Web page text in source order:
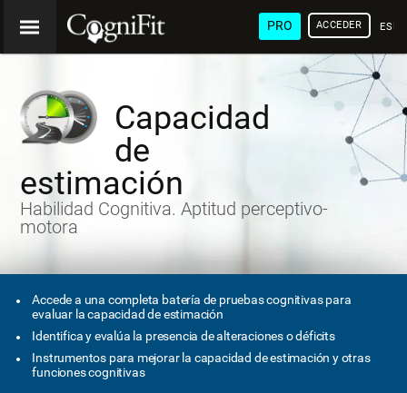
PRO ACCEDER
Capacidad
de
estimación
Habilidad Cognitiva. Aptitud perceptivo-
motora
Accede a una completa batería de pruebas cognitivas para
evaluar la capacidad de estimación
Identifica y evalúa la presencia de alteraciones o déficits
Instrumentos para mejorar la capacidad de estimación y otras
funciones cognitivas